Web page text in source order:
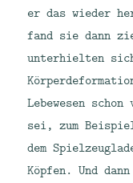
er das wieder
fand sie dann
unterhielten
Lebewesen
sei, zum
dem
Köpfen. Und